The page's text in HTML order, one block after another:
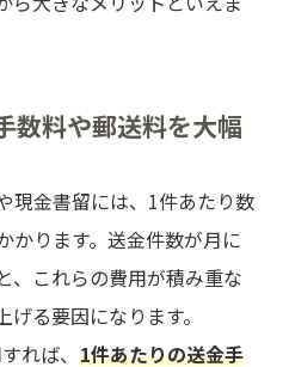
数料や郵送料を大幅
現金書留には、1件あたり数
かります。送金件数が月に
、これらの費用が積み重な
る要因になります。
れば、1件あたりの送金手